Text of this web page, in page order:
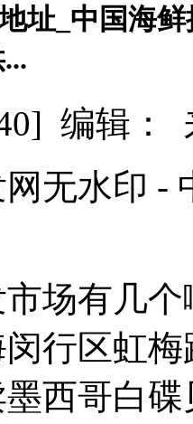
址_中国海
编辑
无水印 -
市场有几
行区虹
西哥白